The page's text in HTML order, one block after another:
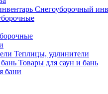
Снегоуборочный
Теплицы, удлинители
Товары для саун и бань
бани